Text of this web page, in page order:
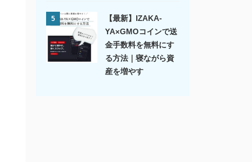
5
【最新】IZAKA-
YA×GMOコインで送
金手数料を無料にす
る方法｜寝ながら資
産を増やす